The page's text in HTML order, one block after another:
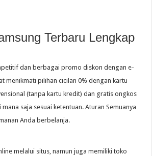
Terbaru Lengkap
dan berbagai promo diskon dengan e-
menikmati pilihan cicilan 0% dengan kartu
(tanpa kartu kredit) dan gratis ongkos
saja sesuai ketentuan. Aturan Semuanya
Anda berbelanja.
melalui situs, namun juga memiliki toko